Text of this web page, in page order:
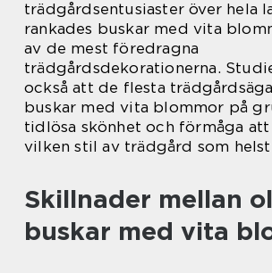
trädgårdsentusiaster över hela
rankades buskar med vita
av de mest föredragna
trädgårdsdekorationerna.
också att de flesta
buskar med vita blommor på
tidlösa skönhet och förmåga att
vilken stil av trädgård som
Skillnader mellan
buskar med vita